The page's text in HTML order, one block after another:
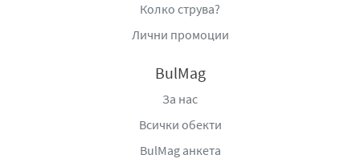
Колко струва?
Лични промоции
BulMag
За нас
Всички обекти
BulMag анкета